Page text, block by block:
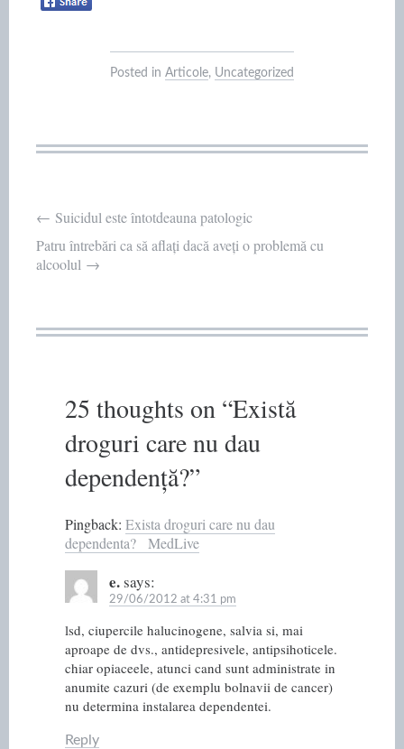
Posted in Articole, Uncategorized
Post
navigation
← Suicidul este întotdeauna patologic
Patru întrebări ca să aflați dacă aveți o problemă cu
alcoolul →
25 thoughts on “Există
droguri care nu dau
dependență?”
Pingback: Exista droguri care nu dau
dependenta? MedLive
e.says:
29/06/2012 at 4:31 pm
lsd, ciupercile halucinogene, salvia si, mai
aproape de dvs., antidepresivele, antipsihoticele.
chiar opiaceele, atunci cand sunt administrate in
anumite cazuri (de exemplu bolnavii de cancer)
nu determina instalarea dependentei.
Reply